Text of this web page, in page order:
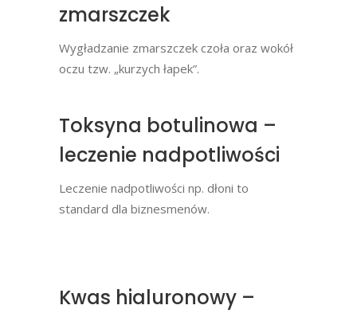
zmarszczek
Wygładzanie zmarszczek czoła oraz wokół
oczu tzw. „kurzych łapek”.
Toksyna botulinowa –
leczenie nadpotliwości
Leczenie nadpotliwości np. dłoni to
standard dla biznesmenów.
Kwas hialuronowy –